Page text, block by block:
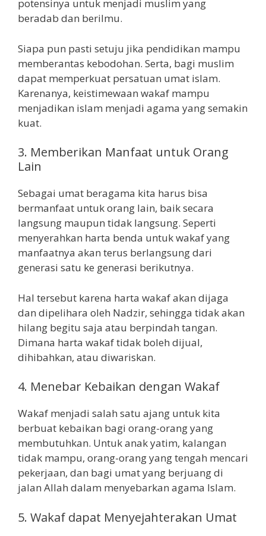
potensinya untuk menjadi muslim yang
beradab dan berilmu.
Siapa pun pasti setuju jika pendidikan mampu
memberantas kebodohan. Serta, bagi muslim
dapat memperkuat persatuan umat islam.
Karenanya, keistimewaan wakaf mampu
menjadikan islam menjadi agama yang semakin
kuat.
3. Memberikan Manfaat untuk Orang
Lain
Sebagai umat beragama kita harus bisa
bermanfaat untuk orang lain, baik secara
langsung maupun tidak langsung. Seperti
menyerahkan harta benda untuk wakaf yang
manfaatnya akan terus berlangsung dari
generasi satu ke generasi berikutnya.
Hal tersebut karena harta wakaf akan dijaga
dan dipelihara oleh Nadzir, sehingga tidak akan
hilang begitu saja atau berpindah tangan.
Dimana harta wakaf tidak boleh dijual,
dihibahkan, atau diwariskan.
4. Menebar Kebaikan dengan Wakaf
Wakaf menjadi salah satu ajang untuk kita
berbuat kebaikan bagi orang-orang yang
membutuhkan. Untuk anak yatim, kalangan
tidak mampu, orang-orang yang tengah mencari
pekerjaan, dan bagi umat yang berjuang di
jalan Allah dalam menyebarkan agama Islam.
5. Wakaf dapat Menyejahterakan Umat